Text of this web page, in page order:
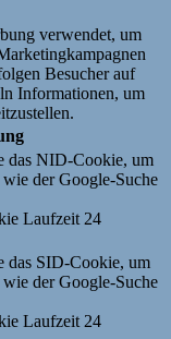
verwendet, um
Besucher auf
Informationen, um
das NID-Cookie, um
der Google-Suche
Laufzeit 24
das SID-Cookie, um
der Google-Suche
Laufzeit 24